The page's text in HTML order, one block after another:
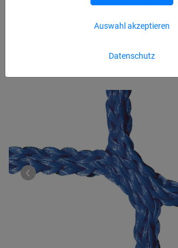
Datenschutz
Auswahl akzeptieren